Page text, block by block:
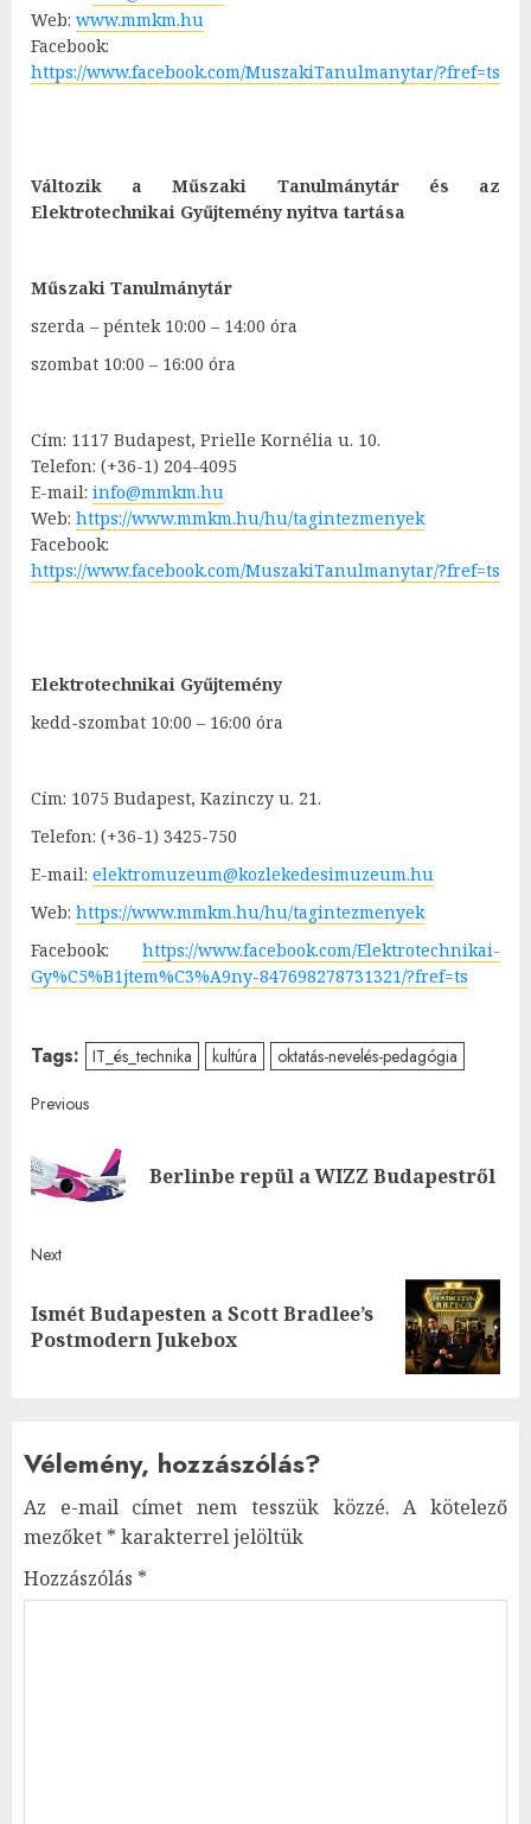
Web: www.mmkm.hu
Facebook:
https://www.facebook.com/MuszakiTanulmanytar/?fref=ts
Változik a Műszaki Tanulmánytár és az
Elektrotechnikai Gyűjtemény nyitva tartása
Műszaki Tanulmánytár
szerda – péntek 10:00 – 14:00 óra
szombat 10:00 – 16:00 óra
Cím: 1117 Budapest, Prielle Kornélia u. 10.
Telefon: (+36-1) 204-4095
E-mail: info@mmkm.hu
Web: https://www.mmkm.hu/hu/tagintezmenyek
Facebook:
https://www.facebook.com/MuszakiTanulmanytar/?fref=ts
Elektrotechnikai Gyűjtemény
kedd-szombat 10:00 – 16:00 óra
Cím: 1075 Budapest, Kazinczy u. 21.
Telefon: (+36-1) 3425-750
E-mail: elektromuzeum@kozlekedesimuzeum.hu
Web: https://www.mmkm.hu/hu/tagintezmenyek
Facebook: https://www.facebook.com/Elektrotechnikai-
Gy%C5%B1jtem%C3%A9ny-847698278731321/?fref=ts
Tags: IT_és_technika kultúra oktatás-nevelés-pedagógia
Post
navigation
Previous
Berlinbe repül a WIZZ Budapestről
Next
Next
post:
Ismét Budapesten a Scott Bradlee’s
Postmodern Jukebox
Vélemény, hozzászólás?
Az e-mail címet nem tesszük közzé. A kötelező
mezőket * karakterrel jelöltük
Hozzászólás *